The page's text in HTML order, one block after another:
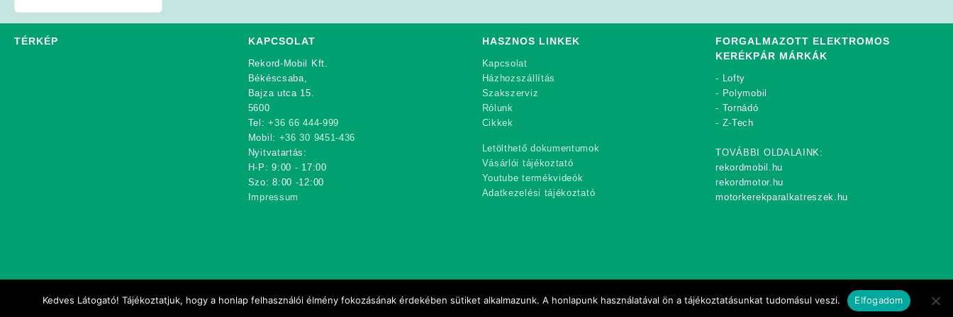
is:
280
000Ft.
was:
379
is:
339
379
000Ft.
339
000Ft.
379
339
299
000Ft.
280
000Ft.
299
280
379
000Ft.
339
000Ft.
379
000Ft.
339
TÉRKÉP KAPCSOLAT
Rekord-Mobil Kft.
Békéscsaba,
Bajza utca 15.
5600
Tel:+36 66 444-999
Mobil: +36 30 9451-436
Nyitvatartás:
H-P: 9:00 - 17:00
Szo: 8:00 -12:00
Impressum
HASZNOS LINKEK
Kapcsolat
Házhozszállítás
Szakszerviz
Rólunk
Cikkek
Letölthető dokumentumok
Vásárlói tájékoztató
Youtube termékvideók
Adatkezelési tájékoztató
FORGALMAZOTT ELEKTROMOS
KERÉKPÁR MÁRKÁK
- Lofty
- Polymobil
- Tornádó
- Z-Tech
TOVÁBBI OLDALAINK:
rekordmobil.hu
rekordmotor.hu
motorkerekparalkatreszek.hu
Copyright 2021 Rekord-Mobil Kft.
Kedves Látogató! Tájékoztatjuk, hogy a honlap felhasználói élmény fokozásának érdekében sütiket alkalmazunk. A honlapunk használatával ön a tájékoztatásunkat tudomásul veszi. Elfogadom